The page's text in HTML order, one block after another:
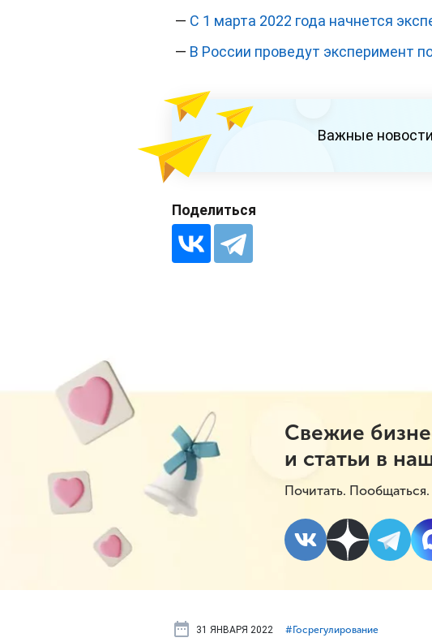
— С 1 марта 2022 года начнется
— В России проведут эксперимент
Важные
Поделиться
Свежие
и статьи в
Почитать. Пообщаться.
31 ЯНВАРЯ 2022 #⁣Госрегулирование